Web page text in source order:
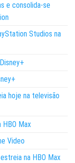
e consolida-se
Studios na
hoje na televisão
HBO Max
Video
na HBO Max